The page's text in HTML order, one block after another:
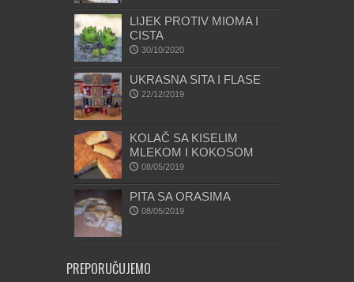
LIJEK PROTIV MIOMA I
CISTA
30/10/2020
UKRASNA SITA I FLASE
22/12/2019
KOLAČ SA KISELIM
MLEKOM I KOKOSOM
08/05/2019
PITA SA ORASIMA
08/05/2019
PREPORUČUJEMO